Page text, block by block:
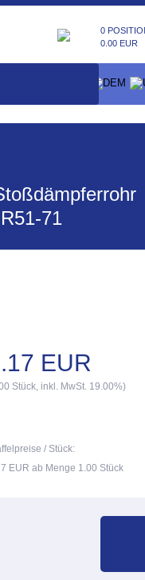
0
0.00 EUR
71
EUR
Stück, inkl. MwSt. 19.00%)
/ Stück:
EUR ab Menge 1.00 Stück